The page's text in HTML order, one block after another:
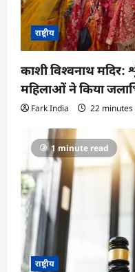
राष्ट्रीय
काशी विश्वनाथ मदिर:
महिलाओं ने किया
Fark India 22 minutes
1 minute read
राष्ट्रीय